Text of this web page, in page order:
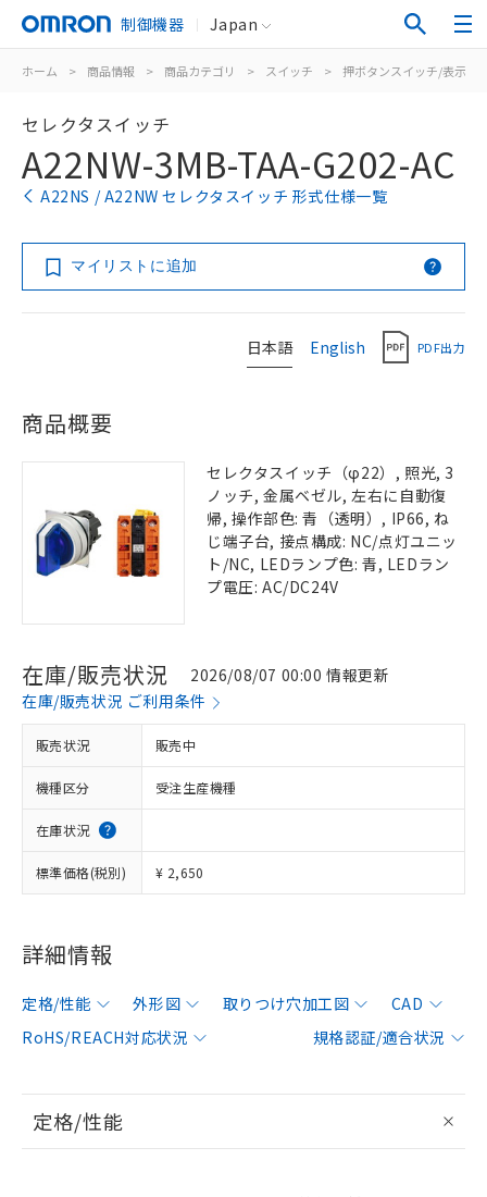
制御機器 Japan
ホーム > 商品情報 > 商品カテゴリ > スイッチ > 押ボタンスイッチ/表示灯
セレクタスイッチ
A22NW-3MB-TAA-G202-AC
A22NS / A22NW セレクタスイッチ 形式仕様一覧
マイリストに追加
日本語 English PDF出力
商品概要
セレクタスイッチ（φ22）, 照光, 3
ノッチ, 金属ベゼル, 左右に自動復
帰, 操作部色: 青（透明）, IP66, ね
じ端子台, 接点構成: NC/点灯ユニッ
ト/NC, LEDランプ色: 青, LEDラン
プ電圧: AC/DC24V
在庫/販売状況
2026/08/07 00:00 情報更新
在庫/販売状況 ご利用条件
販売状況 販売中
機種区分 受注生産機種
在庫状況
標準価格(税別) ¥ 2,650
詳細情報
定格/性能 外形図 取りつけ穴加工図
CAD
RoHS/REACH対応状況
規格認証/適合状況
定格/性能